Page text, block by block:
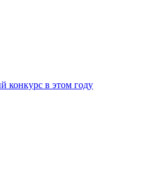
конкурс в этом году